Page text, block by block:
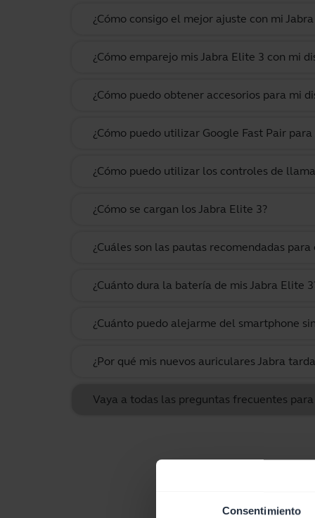
Consentimiento
¿Cómo consigo el mejor ajuste con mi
¿Cómo emparejo mis Jabra Elite 3 con mi
¿Cómo puedo obtener accesorios para mi
¿Cómo puedo utilizar Google Fast Pair
¿Cómo puedo utilizar los controles de
¿Cómo se cargan los Jabra Elite 3?
¿Cuáles son las pautas recomendadas
¿Cuánto dura la batería de mis Jabra Elite
¿Cuánto puedo alejarme del smartphone
¿Por qué mis nuevos auriculares Jabra
Vaya a todas las preguntas frecuentes